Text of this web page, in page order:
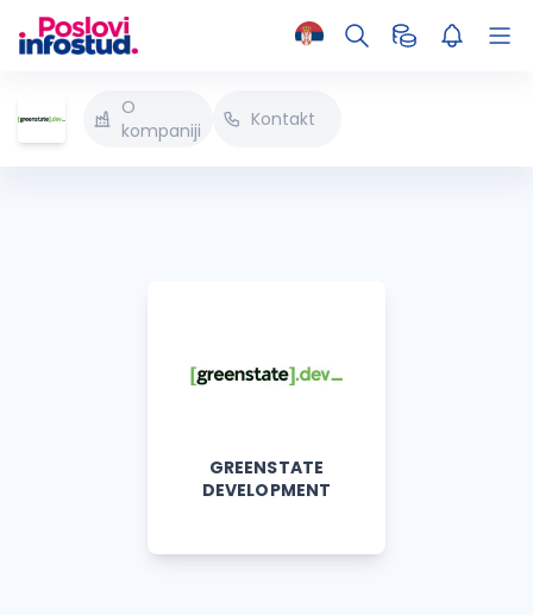
O
kompaniji
Kontakt
GREENSTATE
DEVELOPMENT